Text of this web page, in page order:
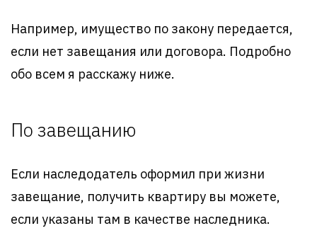
Например, имущество по закону передается,
если нет завещания или договора. Подробно
обо всем я расскажу ниже.
По завещанию
Если наследодатель оформил при жизни
завещание, получить квартиру вы можете,
если указаны там в качестве наследника.